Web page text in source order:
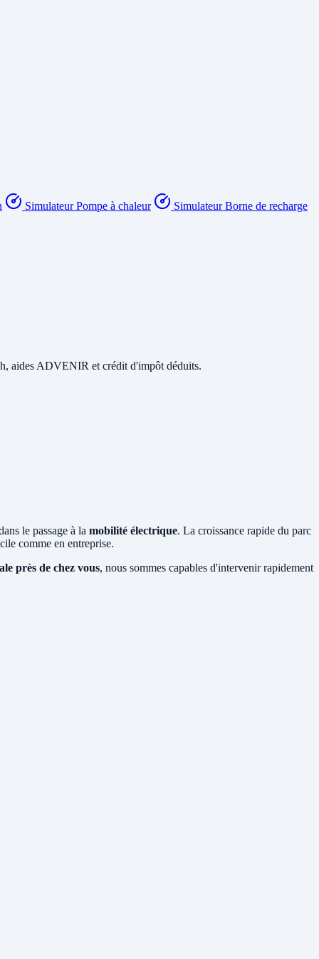
Simulateur Pompe à chaleur
Simulateur Borne de recharge
aides ADVENIR et crédit d'impôt déduits.
le passage à la mobilité électrique. La croissance rapide du parc
comme en entreprise.
près de chez vous, nous sommes capables d'intervenir rapidement